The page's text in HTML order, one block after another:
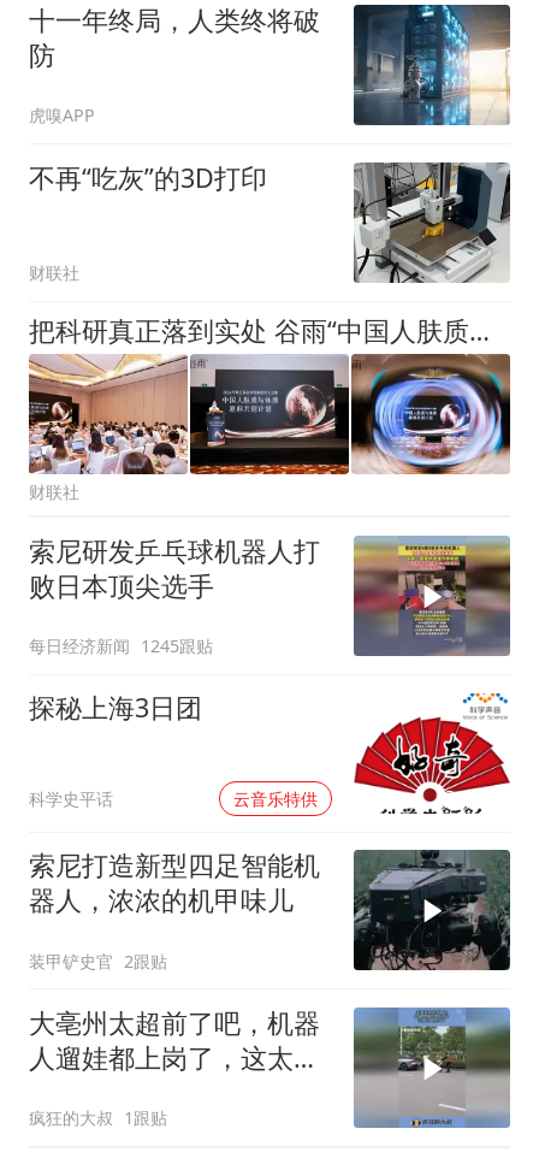
十一年终局，人类终将破
防
虎嗅APP
不再“吃灰”的3D打印
财联社
把科研真正落到实处 谷雨“中国人肤质与体质原料共创计划”正式启幕
财联社
索尼研发乒乓球机器人打
败日本顶尖选手
每日经济新闻 1245跟贴
探秘上海3日团
科学史平话 云音乐特供 00:00
索尼打造新型四足智能机
器人，浓浓的机甲味儿
装甲铲史官 2跟贴
大亳州太超前了吧，机器
人遛娃都上岗了，这太让
疯狂的大叔 1跟贴